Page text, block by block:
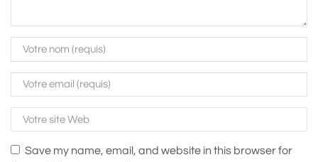
Save my name, email, and website in this browser for